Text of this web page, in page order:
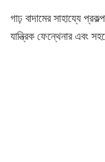
গাঢ় বাদামের সাহায্যে
যান্ত্রিক ফেন্থেনার এবং